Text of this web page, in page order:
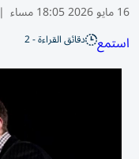
16 مايو 2026 18:05 مساء |
استمع دقائق القراءة - 2